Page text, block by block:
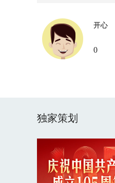
开心
0
独家策划